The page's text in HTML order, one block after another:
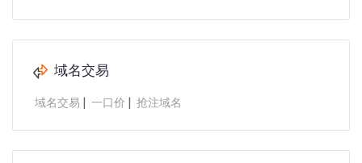
域名交易
域名交易 | 一口价 | 抢注域名